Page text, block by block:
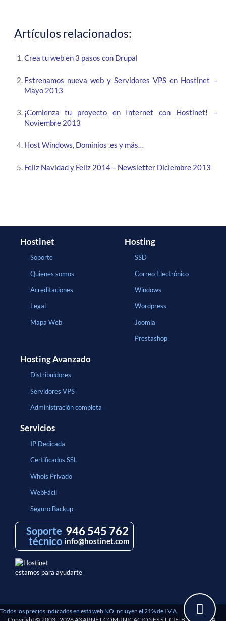
Artículos relacionados:
Crea tu web en 3 pasos con Drupal
Estrenamos nueva web y Servidores VPS en Hostinet –
Mayo 2013
¡Comienza tu proyecto en Internet con Hostinet! –
Noviembre 2013
Host Windows, Dominios .es y más…
Feliz Navidad y Feliz 2014 – Newsletter Diciembre 2013
Hostinet
Soporte
Quienes somos
Acreditaciones
Legal
Mapa Web
Hosting
SSD
Correo Electrónico
Windows
Wordpress
Joomla
Prestashop
Hosting Avanzado
Distribuidores
Servidores VPS
Administración completa
Servicios
IP Dedicada
Certificados SSL
Whois Privado
WebFácil
Seguro Backup
Soporte
técnico
946 545 762
info@hostinet.com
estamos para ayudarte
Todos los precios indicados en esta web NO incluyen el 21% de I.V.A.